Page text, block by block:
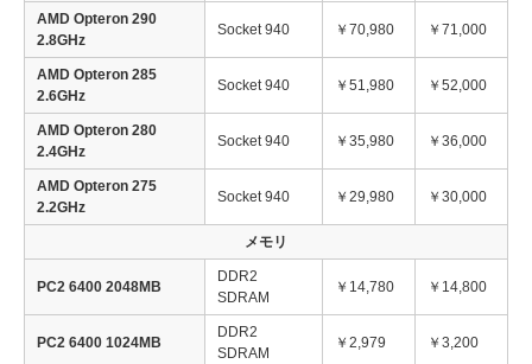
AMD Opteron 290
2.8GHz
Socket 940 ￥70,980 ￥71,000
AMD Opteron 285
2.6GHz
Socket 940 ￥51,980 ￥52,000
AMD Opteron 280
2.4GHz
Socket 940 ￥35,980 ￥36,000
AMD Opteron 275
2.2GHz
Socket 940 ￥29,980 ￥30,000
メモリ
PC2 6400 2048MB
DDR2
SDRAM
￥14,780 ￥14,800
PC2 6400 1024MB
DDR2
SDRAM
￥2,979 ￥3,200